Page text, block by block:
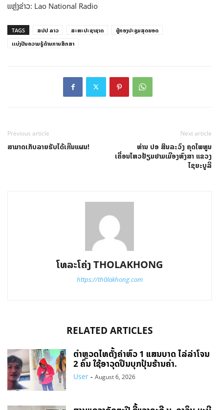
ແຫຼ່ງຂ່າວ: Lao National Radio
TAGS ສປປ ລາວ ສະຫະປະຊາຊາດ
ຢູ່ກອງປະຊຸມສຸດຍອດ
ເເບ່ງປັນຄວາມຮູ້ດ້ານການສຶກສາ
Previous article
ສາມາດເກັບລາຍຮັບໄດ້ເກີນແຜນ!
Next article
ທ່ານ ປອ ສິນລະວົງ ຄຸດໄພທູນ
ເຄື່ອນໄຫວຢ້ຽມຢາມເມືອງຫົງສາ ແຂວງ
ໄຊຍະບູລີ
ໂທລະໂຄ່ງ THOLAKHONG
https://th0lakhong.com
RELATED ARTICLES
ຕຳຫຼວດໄທຕັ້ງຄ່າຫົວ 1 ແສນບາດ ໄລ່ລ່າໂຈນ
2 ຄົນ ໃຊ້ອາວຸດປືນບຸກປຸ້ນຮ້ານຄຳ.
User - August 6, 2026